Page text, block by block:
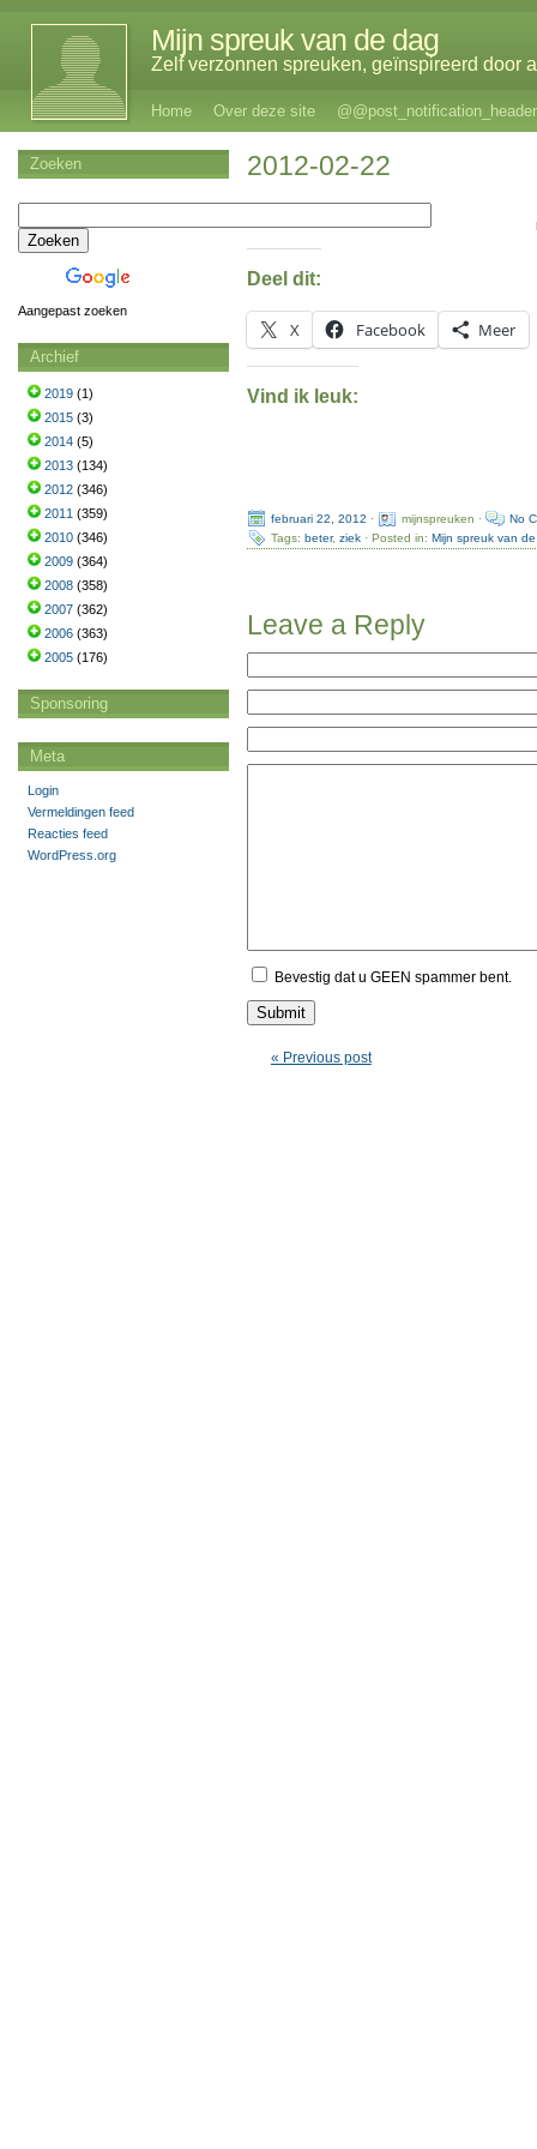
Mijn spreuk van de dag
Zelf verzonnen spreuken, geïnspireerd door
Home Over deze site @@post_notification_header
2012-02-22
Deel dit:
X Facebook Meer
Vind ik leuk:
februari 22, 2012 · mijnspreuken ·
No
Tags: beter, ziek· Posted in: Mijn spreuk van
Leave a Reply
Bevestig dat u GEEN spammer bent.
« Previous post
Zoeken
Aangepast zoeken
Archief
2019 (1)
2015 (3)
2014 (5)
2013 (134)
2012 (346)
2011 (359)
2010 (346)
2009 (364)
2008 (358)
2007 (362)
2006 (363)
2005 (176)
Sponsoring
Meta
Login
Vermeldingen feed
Reacties feed
WordPress.org